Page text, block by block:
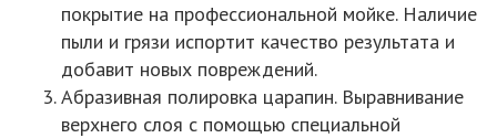
покрытие на профессиональной мойке. Наличие
пыли и грязи испортит качество результата и
добавит новых повреждений.
Абразивная полировка царапин. Выравнивание
верхнего слоя с помощью специальной